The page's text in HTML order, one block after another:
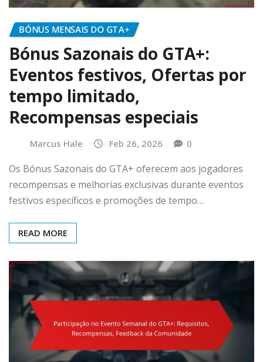
BÓNUS MENSAIS DO GTA+
Bónus Sazonais do GTA+:
Eventos festivos, Ofertas por
tempo limitado,
Recompensas especiais
Marcus Hale Feb 26, 2026 0
Os Bónus Sazonais do GTA+ oferecem aos jogadores
recompensas e melhorias exclusivas durante eventos
festivos específicos e promoções de tempo…
READ MORE